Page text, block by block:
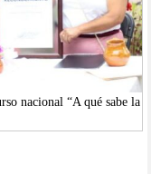
nacional “A qué sabe la